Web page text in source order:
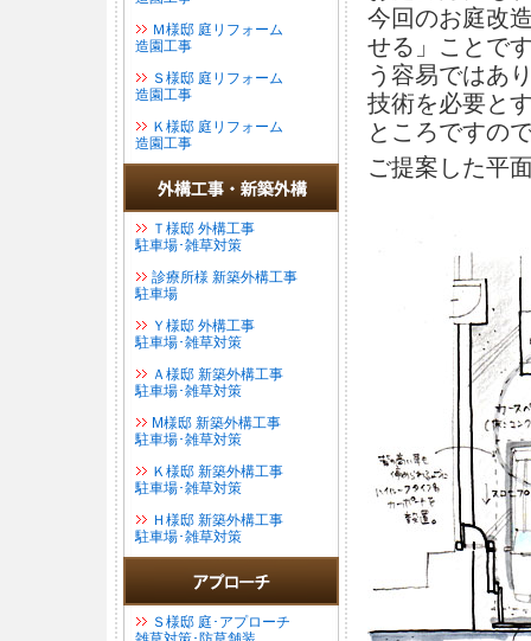
今回のお庭改
せる」ことで
う容易ではあ
技術を必要と
ところですの
ご提案した平
Ｍ様邸 庭リフォーム
造園工事
Ｓ様邸 庭リフォーム
造園工事
Ｋ様邸 庭リフォーム
造園工事
Ｔ様邸 外構工事
駐車場･雑草対策
診療所様 新築外構工事
駐車場
Ｙ様邸 外構工事
駐車場･雑草対策
Ａ様邸 新築外構工事
駐車場･雑草対策
М様邸 新築外構工事
駐車場･雑草対策
Ｋ様邸 新築外構工事
駐車場･雑草対策
Ｈ様邸 新築外構工事
駐車場･雑草対策
Ｓ様邸 庭･アプローチ